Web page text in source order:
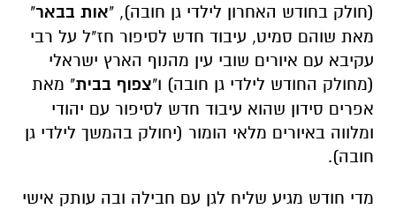
(חולק בחודש האחרון לילדי גן חובה), "אות בבאר"
מאת שוהם סמיט, עיבוד חדש לסיפור חז"ל על רבי
עקיבא עם איורים שובי עין מהנוף הארץ ישראלי
(מחולק החודש לילדי גן חובה) ו"צפוף בבית" מאת
אפרים סידון שהוא עיבוד חדש לסיפור עם יהודי
ומלווה באיורים מלאי הומור (יחולק בהמשך לילדי גן
חובה).
מדי חודש מגיע שליח לגן עם חבילה ובה עותק אישי